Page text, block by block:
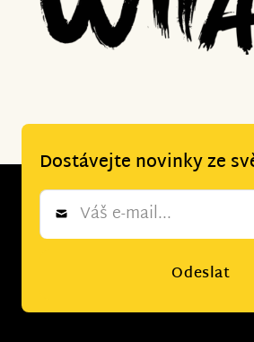
Dostávejte novinky ze
Newsletter
Odeslat